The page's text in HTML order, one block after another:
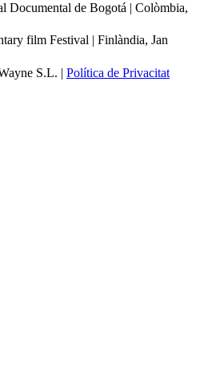
Documental de Bogotá | Colòmbia,
film Festival | Finlàndia, Jan
S.L. | Política de Privacitat